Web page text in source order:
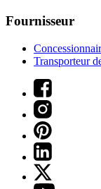
Fournisseur
Transporteur